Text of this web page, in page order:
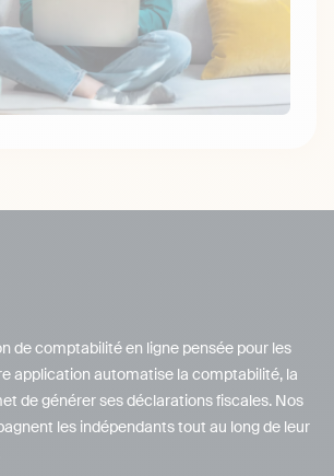
de comptabilité en ligne pensée pour les
application automatise la comptabilité, la
de générer ses déclarations fiscales. Nos
les indépendants tout au long de leur